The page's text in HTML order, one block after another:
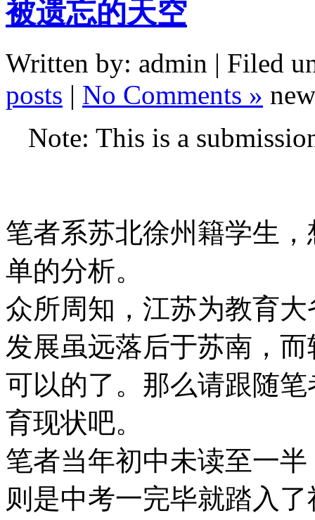
被遗忘的天空
Written by: admin | Filed
posts | No Comments »
Note: This is a
笔者系苏北徐州籍学生
单的分析。
众所周知，江苏为教育
发展虽远落后于苏南，
可以的了。那么请跟随
育现状吧。
笔者当年初中未读至一
则是中考一完毕就踏入